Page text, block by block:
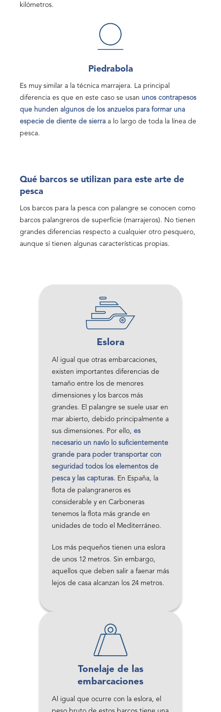
kilómetros.
Piedrabola
Es muy similar a la técnica marrajera. La principal
diferencia es que en este caso se usan unos contrapesos
que hunden algunos de los anzuelos para formar una
especie de diente de sierra a lo largo de toda la línea de
pesca.
Qué barcos se utilizan para este arte de
pesca
Los barcos para la pesca con palangre se conocen como
barcos palangreros de superfície (marrajeros). No tienen
grandes diferencias respecto a cualquier otro pesquero,
aunque sí tienen algunas características propias.
Eslora
Al igual que otras embarcaciones,
existen importantes diferencias de
tamaño entre los de menores
dimensiones y los barcos más
grandes. El palangre se suele usar en
mar abierto, debido principalmente a
sus dimensiones. Por ello, es
necesario un navío lo suficientemente
grande para poder transportar con
seguridad todos los elementos de
pesca y las capturas. En España, la
flota de palangraneros es
considerable y en Carboneras
tenemos la flota más grande en
unidades de todo el Mediterráneo.
Los más pequeños tienen una eslora
de unos 12 metros. Sin embargo,
aquellos que deben salir a faenar más
lejos de casa alcanzan los 24 metros.
Tonelaje de las
embarcaciones
Al igual que ocurre con la eslora, el